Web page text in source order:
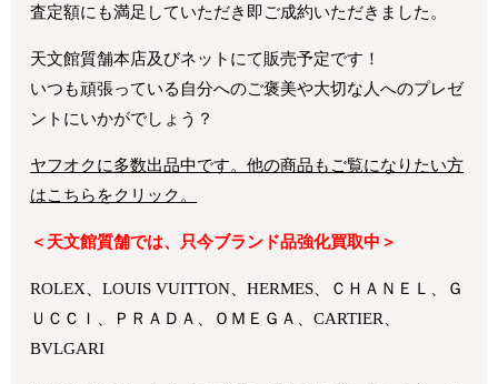
査定額にも満足していただき即ご成約いただきました。
天文館質舗本店及びネットにて販売予定です！
いつも頑張っている自分へのご褒美や大切な人へのプレゼ
ントにいかがでしょう？
ヤフオクに多数出品中です。他の商品もご覧になりたい方
はこちらをクリック。
＜天文館質舗では、只今ブランド品強化買取中＞
ROLEX、LOUIS VUITTON、HERMES、ＣＨＡＮＥＬ、Ｇ
ＵＣＣＩ、ＰＲＡＤＡ、ＯＭＥＧＡ、CARTIER、
BVLGARI